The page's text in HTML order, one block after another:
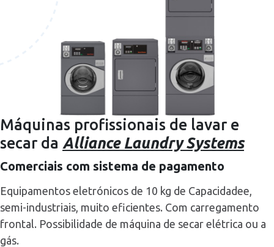
Máquinas profissionais de lavar e
secar da Alliance Laundry Systems
Comerciais com sistema de pagamento
Equipamentos eletrónicos de 10 kg de Capacidadee,
semi-industriais, muito eficientes. Com carregamento
frontal. Possibilidade de máquina de secar elétrica ou a
gás.